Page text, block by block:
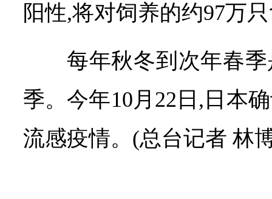
阳性,将对饲养的约97万
每年秋冬到次年春
季。今年10月22日,日本
流感疫情。(总台记者 林